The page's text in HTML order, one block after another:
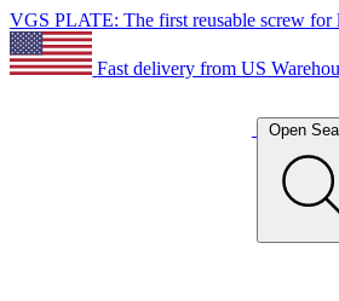
VGS PLATE: The first reusable screw for
Fast delivery from US
Open